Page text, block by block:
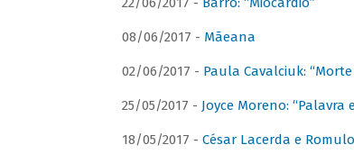
08/06/2017 - Mãeana
02/06/2017 - Paula Cavalciuk: “Morte
25/05/2017 - Joyce Moreno: “Palavra
18/05/2017 - César Lacerda e